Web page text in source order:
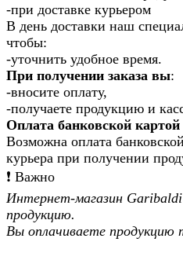
-при доставке курьером
В день доставки наш
чтобы:
-уточнить удобное время.
При получении заказа вы:
-вносите оплату,
-получаете продукцию и
Оплата банковской картой
Возможна оплата
курьера при получении
❗️ Важно
Интернет-магазин
продукцию.
Вы оплачиваете продукцию